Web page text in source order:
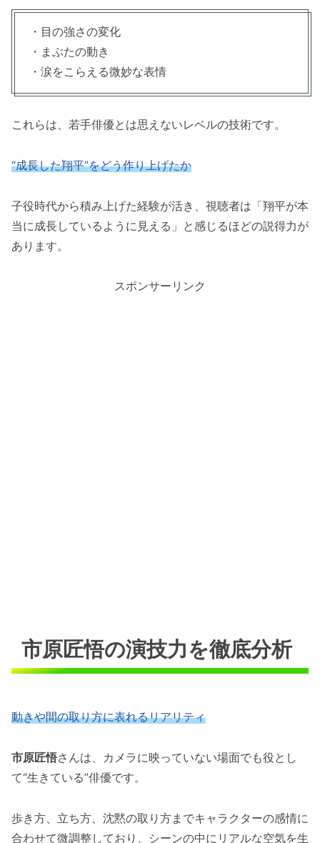
・目の強さの変化
・まぶたの動き
・涙をこらえる微妙な表情
これらは、若手俳優とは思えないレベルの技術です。
“成長した翔平”をどう作り上げたか
子役時代から積み上げた経験が活き、視聴者は「翔平が本
当に成長しているように見える」と感じるほどの説得力が
あります。
スポンサーリンク
市原匠悟の演技力を徹底分析
動きや間の取り方に表れるリアリティ
市原匠悟さんは、カメラに映っていない場面でも役とし
て“生きている”俳優です。
歩き方、立ち方、沈黙の取り方までキャラクターの感情に
合わせて微調整しており、シーンの中にリアルな空気を生